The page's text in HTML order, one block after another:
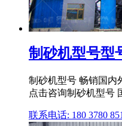
制砂机型号型
制砂机型号 畅销国内
点击咨询制砂机型号
联系电话: 180 3780